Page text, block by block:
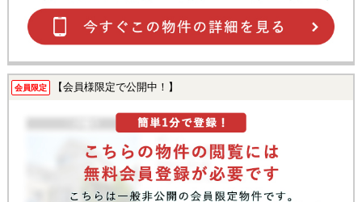
会員限定 【会員様限定で公開中！】